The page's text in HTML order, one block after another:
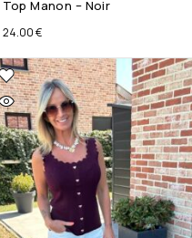
Top Manon – Noir
24.00€